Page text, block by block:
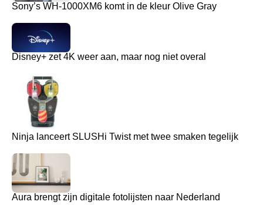
Sony’s WH-1000XM6 komt in de kleur Olive Gray
Disney+ zet 4K weer aan, maar nog niet overal
Ninja lanceert SLUSHi Twist met twee smaken tegelijk
Aura brengt zijn digitale fotolijsten naar Nederland